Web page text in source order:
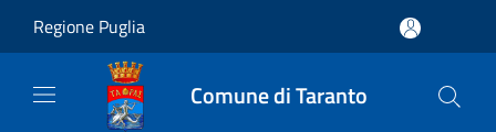
Regione Puglia
Comune di Taranto